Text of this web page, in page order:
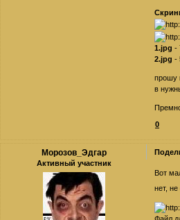
1.jpg -
2.jpg -
прошу
в
0
Морозов_Эдгар
Активный участник
Вот
нет,